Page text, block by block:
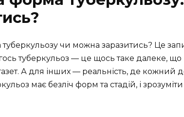
чи можна заразитись? Це
туберкульоз — це щось таке далеке, що
А для інших — реальність, де кожний
має безліч форм та стадій, і